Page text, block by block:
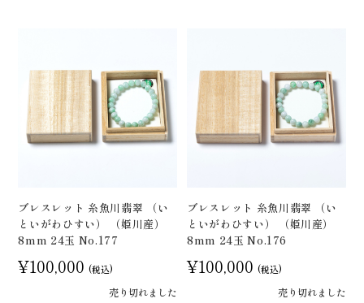
ブレスレット 糸魚川翡翠 （い
といがわひすい） （姫川産）
8mm 24玉 No.177
¥100,000 (税込)
売り切れました
ブレスレット 糸魚川翡翠 （い
といがわひすい） （姫川産）
8mm 24玉 No.176
¥100,000 (税込)
売り切れました